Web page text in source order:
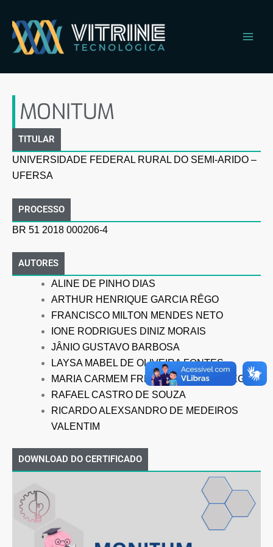
para
conteúdo
MONITUM
TITULAR
UNIVERSIDADE FEDERAL RURAL DO SEMI-ARIDO –
UFERSA
PROCESSO
BR 51 2018 000206-4
AUTORES
ALINE DE PINHO DIAS
ARTHUR HENRIQUE GARCIA RÊGO
FRANCISCO MILTON MENDES NETO
IONE RODRIGUES DINIZ MORAIS
JÂNIO GUSTAVO BARBOSA
LAYSA MABEL DE OLIVEIRA FONTES
MARIA CARMEM FREIRE DIÓGENES RÊGO
RAFAEL CASTRO DE SOUZA
RICARDO ALEXSANDRO DE MEDEIROS
VALENTIM
DOWNLOAD DO CERTIFICADO